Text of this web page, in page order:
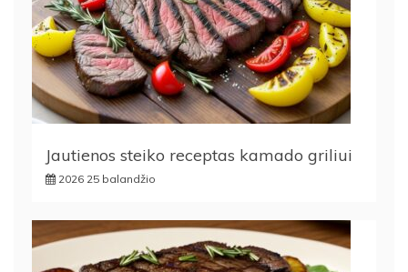
Jautienos steiko receptas kamado griliui
2026 25 balandžio